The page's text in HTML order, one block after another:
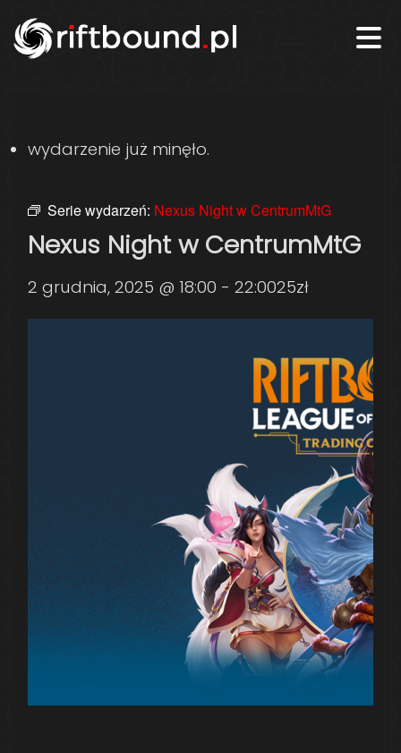
wydarzenie już minęło.
Serie wydarzeń: Nexus Night w CentrumMtG
Nexus Night w CentrumMtG
2 grudnia, 2025 @ 18:00 - 22:0025zł